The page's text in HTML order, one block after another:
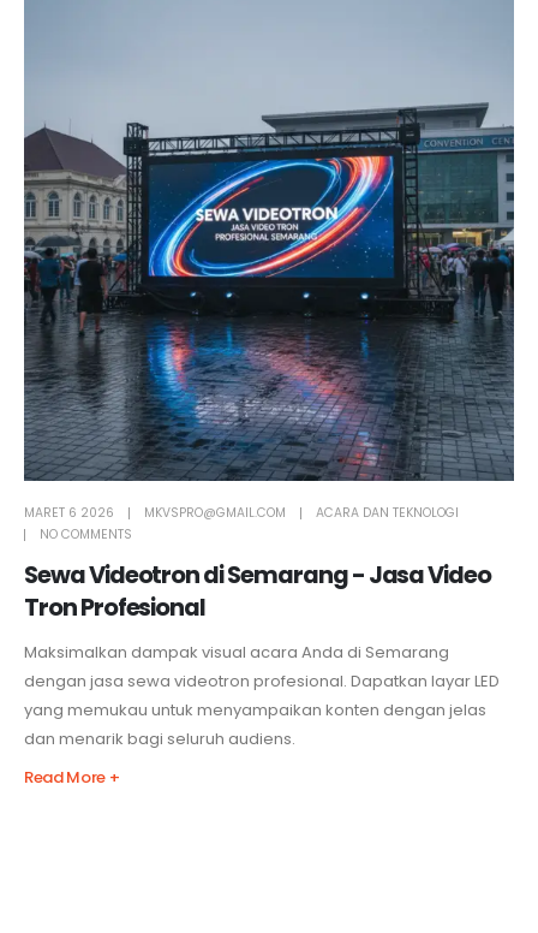
MARET 6 2026 MKVSPRO@GMAIL.COM
ACARA DAN TEKNOLOGI
NO COMMENTS
Sewa Videotron di Semarang - Jasa Video
Tron Profesional
Maksimalkan dampak visual acara Anda di Semarang
dengan jasa sewa videotron profesional. Dapatkan layar LED
yang memukau untuk menyampaikan konten dengan jelas
dan menarik bagi seluruh audiens.
Read More +